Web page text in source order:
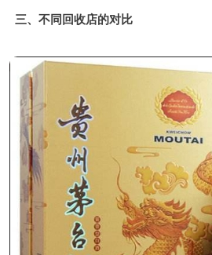
三、不同回收店的对比